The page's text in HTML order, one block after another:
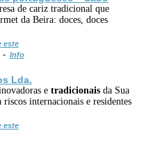
de cariz tradicional que
da Beira: doces, doces
este
- Info
Lda.
e tradicionais da Sua
internacionais e residentes
este